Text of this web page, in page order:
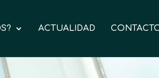
ACTUALIDAD